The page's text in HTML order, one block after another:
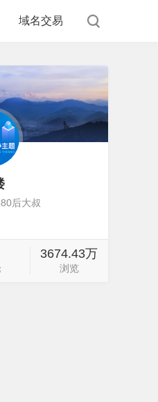
域名交易
后大叔
3674.43万
浏览